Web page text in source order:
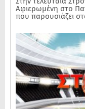
Αφιερωμένη στο
που παρουσιάζει